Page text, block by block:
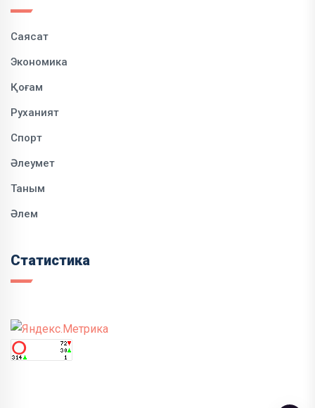
Саясат
Экономика
Қоғам
Руханият
Спорт
Әлеумет
Таным
Әлем
Статистика